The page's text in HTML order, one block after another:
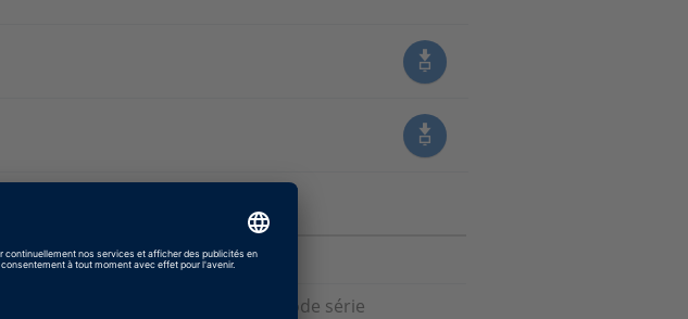
16
de génération automatique de code série